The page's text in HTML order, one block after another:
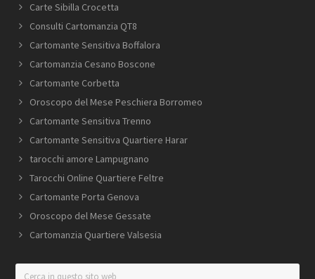
Carte Sibilla Crocetta
Consulti Cartomanzia QT8
Cartomante Sensitiva Boffalora
Cartomanzia Cesano Boscone
Cartomante Corbetta
Oroscopo del Mese Peschiera Borromeo
Cartomante Sensitiva Trenno
Cartomante Sensitiva Quartiere Harar
tarocchi amore Lampugnano
Tarocchi Online Quartiere Feltre
Cartomante Porta Genova
Oroscopo del Mese Gessate
Cartomanzia Quartiere Valsesia
Cerca